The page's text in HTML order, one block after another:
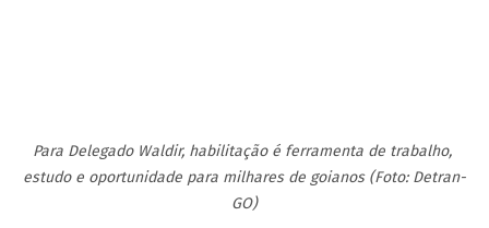
Para Delegado Waldir, habilitação é ferramenta de trabalho,
estudo e oportunidade para milhares de goianos (Foto: Detran-
GO)